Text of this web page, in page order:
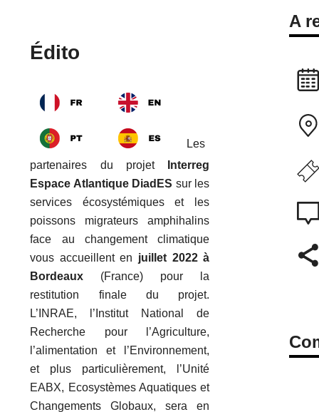
Édito
Les
partenaires du projet
Interreg
Espace Atlantique DiadES sur les
services écosystémiques et les
poissons migrateurs amphihalins
face au changement climatique
vous accueillent en juillet 2022 à
Bordeaux (France) pour la
restitution finale du projet.
L’INRAE, l’Institut National de
Recherche pour l’Agriculture,
l’alimentation et l’Environnement,
et plus particulièrement, l’Unité
EABX, Ecosystèmes Aquatiques et
Changements Globaux, sera en
A